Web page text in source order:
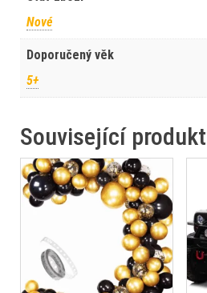
Nové
Doporučený věk
5+
Související